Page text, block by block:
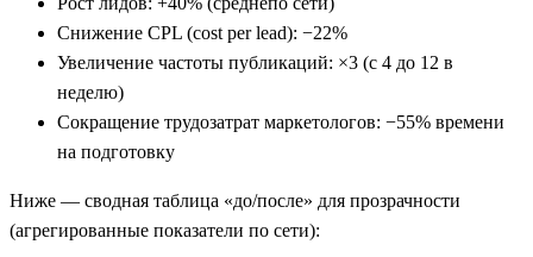
Снижение CPL (cost per lead): −22%
Увеличение частоты публикаций: ×3 (с 4 до 12 в
неделю)
Сокращение трудозатрат маркетологов: −55% времени
на подготовку
Ниже — сводная таблица «до/после» для прозрачности
(агрегированные показатели по сети):